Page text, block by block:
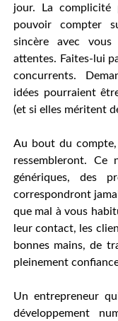
jour. La
pouvoir compter
sincère avec
attentes. Faites-lui
concurrents.
idées pourraient
(et si elles méritent
Au bout du
ressembleront. Ce
génériques, des
correspondront
que mal à vous
leur contact, les
bonnes mains, de
pleinement
Un entrepreneur
développement